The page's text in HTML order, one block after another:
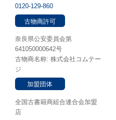
0120-129-860
古物商許可
奈良県公安委員会第
641050000642号
古物商名称: 株式会社コムテー
ジ
加盟団体
全国古書籍商組合連合会加盟
店